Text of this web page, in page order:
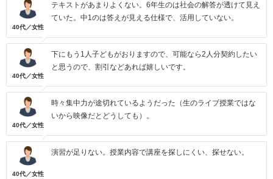
40代／女性
テキストがあまりよくない。6年生のは社会の解答が透けて見え
ていた。中1のは答えが見える仕様で、活用していない。
40代／女性
下にもう1人子どもがおりますので、可能なら2人分契約したい
と思うので、割引などあれば嬉しいです。
40代／女性
時々集中力が途切れているようだった（生のライブ授業ではな
いから映像だとどうしても）。
40代／女性
演習が足りない。授業内容で講座を探しにくい、探せない。